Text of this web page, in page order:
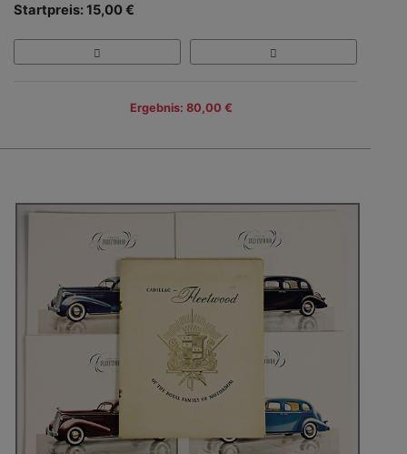
Startpreis: 15,00 €
Ergebnis: 80,00 €